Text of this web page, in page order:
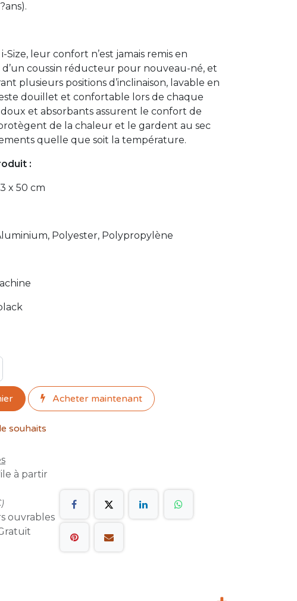
Size, leur confort n’est jamais remis en
coussin réducteur pour nouveau-né, et
plusieurs positions d’inclinaison, lavable en
douillet et confortable lors de chaque
doux et absorbants assurent le confort de
de la chaleur et le gardent au sec
quelle que soit la température.
:
x 50 cm
Polyester, Polypropylène
Acheter maint​enant
souhaits
à partir
ouvrables